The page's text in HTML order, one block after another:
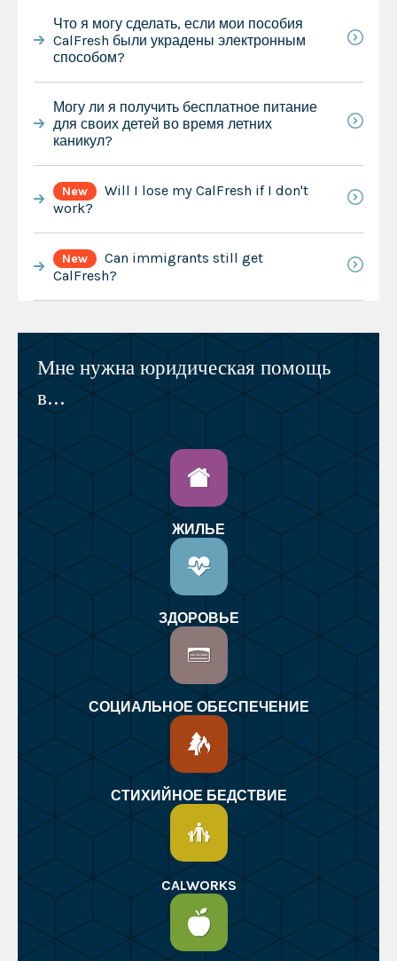
Что я могу сделать, если мои пособия
CalFresh были украдены электронным
способом?
Могу ли я получить бесплатное питание
для своих детей во время летних
каникул?
New
Will I lose my CalFresh if I don't
work?
New
Can immigrants still get
CalFresh?
Мне нужна юридическая помощь
в...
ЖИЛЬЕ
ЗДОРОВЬЕ
СОЦИАЛЬНОЕ ОБЕСПЕЧЕНИЕ
СТИХИЙНОЕ БЕДСТВИЕ
CALWORKS